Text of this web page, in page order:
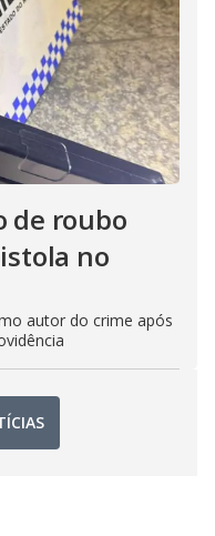
de roubo
no
autor do crime após